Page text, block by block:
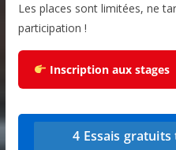
Les places sont limitées, ne
participation !
Inscription aux stages
4 Essais